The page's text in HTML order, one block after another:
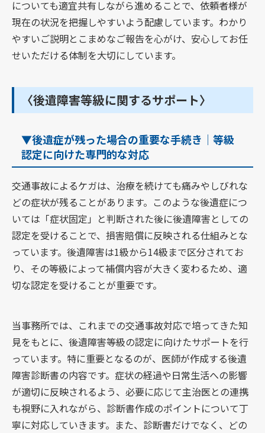
についても適宜共有しながら進めることで、依頼者様が
現在の状況を把握しやすいよう配慮しています。わかり
やすいご説明とこまめなご報告を心がけ、安心してお任
せいただける体制を大切にしています。
〈後遺障害等級に関するサポート〉
▼後遺症が残った場合の重要な手続き｜等級
認定に向けた専門的な対応
交通事故によるケガは、治療を続けても痛みやしびれな
どの症状が残ることがあります。このような後遺症につ
いては「症状固定」と判断された後に後遺障害としての
認定を受けることで、損害賠償に反映される仕組みとな
っています。後遺障害は1級から14級まで区分されてお
り、その等級によって補償内容が大きく変わるため、適
切な認定を受けることが重要です。
当事務所では、これまでの交通事故対応で培ってきた知
見をもとに、後遺障害等級の認定に向けたサポートを行
っています。特に重要となるのが、医師が作成する後遺
障害診断書の内容です。症状の経過や日常生活への影響
が適切に反映されるよう、必要に応じて主治医との連携
も視野に入れながら、診断書作成のポイントについて丁
寧に対応していきます。また、診断書だけでなく、どの